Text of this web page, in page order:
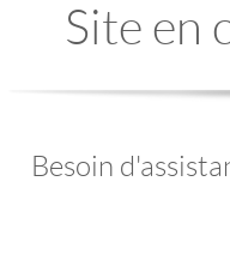
Site en
Besoin